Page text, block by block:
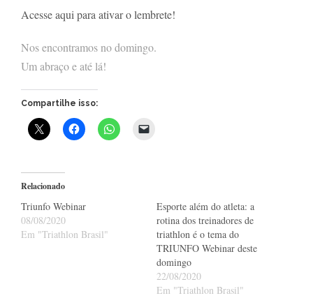
Acesse aqui para ativar o lembrete!
Nos encontramos no domingo.
Um abraço e até lá!
Compartilhe isso:
Relacionado
Triunfo Webinar
08/08/2020
Em "Triathlon Brasil"
Esporte além do atleta: a
rotina dos treinadores de
triathlon é o tema do
TRIUNFO Webinar deste
domingo
22/08/2020
Em "Triathlon Brasil"